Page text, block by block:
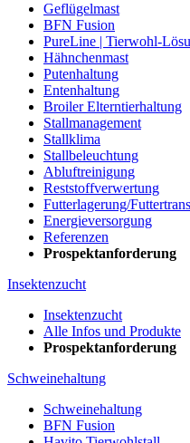
Geflügelmast
BFN Fusion
PureLine | Tierwohl-
Hähnchenmast
Putenhaltung
Entenhaltung
Broiler Elterntierhaltung
Stallmanagement
Stallklima
Stallbeleuchtung
Abluftreinigung
Reststoffverwertung
Futterlagerung/
Energieversorgung
Referenzen
Prospektanforderung
Insektenzucht
Insektenzucht
Alle Infos und Produkte
Prospektanforderung
Schweinehaltung
Schweinehaltung
BFN Fusion